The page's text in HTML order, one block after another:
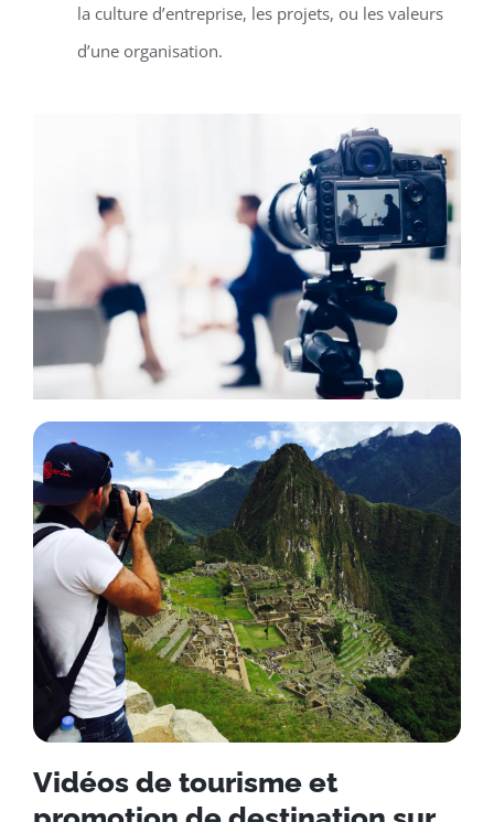
la culture d’entreprise, les projets, ou les valeurs
d’une organisation.
Vidéos de tourisme et